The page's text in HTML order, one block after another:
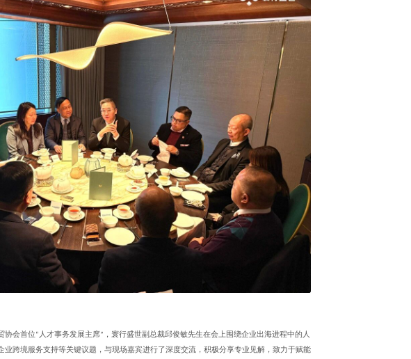
协会首位“ 人才事务发展主席” ，寰行盛世副总裁邱俊敏先生在会上围绕企业出海进程中的人
业跨境服务支持等关键议题，与现场嘉宾进行了深度交流，积极分享专业见解，致力于赋能